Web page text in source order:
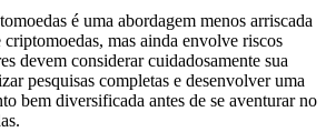
é uma abordagem menos arriscada
mas ainda envolve riscos
devem considerar cuidadosamente sua
pesquisas completas e desenvolver uma
bem diversificada antes de se aventurar no